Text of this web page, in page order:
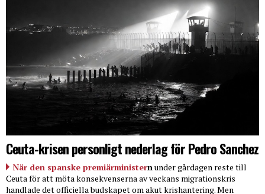
Ceuta-krisen personligt nederlag för Pedro Sanchez
När den spanske premiärministernunder gårdagen reste till
Ceuta för att möta konsekvenserna av veckans migrationskris
handlade det officiella budskapet om akut krishantering. Men